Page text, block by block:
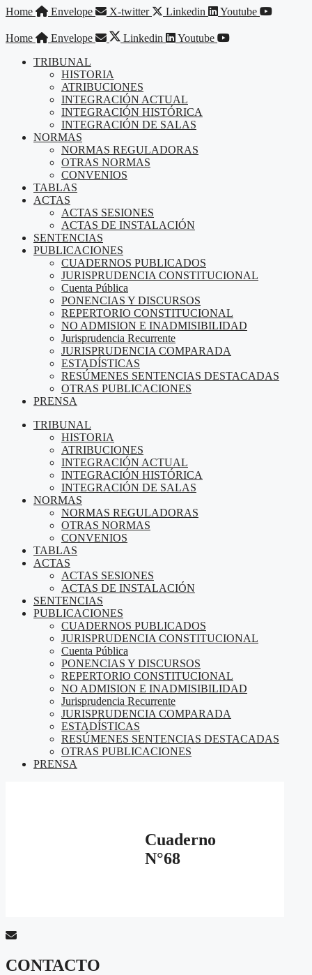
Saltar
contenido
Home Envelope X-twitter Linkedin Youtube
Home Envelope Linkedin
Youtube
TRIBUNAL
HISTORIA
ATRIBUCIONES
INTEGRACIÓN ACTUAL
INTEGRACIÓN HISTÓRICA
INTEGRACIÓN DE SALAS
NORMAS
NORMAS REGULADORAS
OTRAS NORMAS
CONVENIOS
TABLAS
ACTAS
ACTAS SESIONES
ACTAS DE INSTALACIÓN
SENTENCIAS
PUBLICACIONES
CUADERNOS PUBLICADOS
JURISPRUDENCIA CONSTITUCIONAL
Cuenta Pública
PONENCIAS Y DISCURSOS
REPERTORIO CONSTITUCIONAL
NO ADMISION E INADMISIBILIDAD
Jurisprudencia Recurrente
JURISPRUDENCIA COMPARADA
ESTADÍSTICAS
RESÚMENES SENTENCIAS DESTACADAS
OTRAS PUBLICACIONES
PRENSA
TRIBUNAL
HISTORIA
ATRIBUCIONES
INTEGRACIÓN ACTUAL
INTEGRACIÓN HISTÓRICA
INTEGRACIÓN DE SALAS
NORMAS
NORMAS REGULADORAS
OTRAS NORMAS
CONVENIOS
TABLAS
ACTAS
ACTAS SESIONES
ACTAS DE INSTALACIÓN
SENTENCIAS
PUBLICACIONES
CUADERNOS PUBLICADOS
JURISPRUDENCIA CONSTITUCIONAL
Cuenta Pública
PONENCIAS Y DISCURSOS
REPERTORIO CONSTITUCIONAL
NO ADMISION E INADMISIBILIDAD
Jurisprudencia Recurrente
JURISPRUDENCIA COMPARADA
ESTADÍSTICAS
RESÚMENES SENTENCIAS DESTACADAS
OTRAS PUBLICACIONES
PRENSA
Cuaderno
N°68
CONTACTO